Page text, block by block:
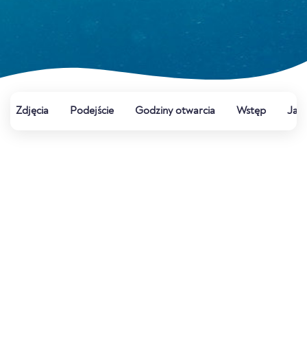
Zdjęcia Podejście Godziny otwarcia Wstęp